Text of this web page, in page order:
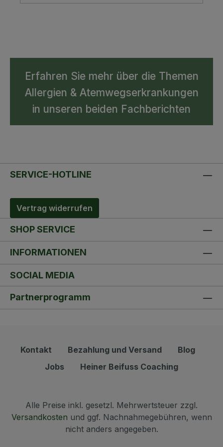
Erfahren Sie mehr über die Themen
Allergien & Atemwegserkrankungen
in unseren beiden Fachberichten
SERVICE-HOTLINE
Vertrag widerrufen
SHOP SERVICE
INFORMATIONEN
SOCIAL MEDIA
Partnerprogramm
Kontakt Bezahlung und Versand
Blog
Jobs
Heiner Beifuss Coaching
Alle Preise inkl. gesetzl. Mehrwertsteuer zzgl.
Versandkosten und ggf. Nachnahmegebühren, wenn
nicht anders angegeben.